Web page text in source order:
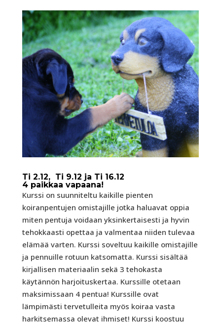
Ti 2.12, Ti 9.12 ja Ti 16.12
4 paikkaa vapaana!
Kurssi on suunniteltu kaikille pienten
koiranpentujen omistajille jotka haluavat oppia
miten pentuja voidaan yksinkertaisesti ja hyvin
tehokkaasti opettaa ja valmentaa niiden tulevaa
elämää varten. Kurssi soveltuu kaikille omistajille
ja pennuille rotuun katsomatta. Kurssi sisältää
kirjallisen materiaalin sekä 3 tehokasta
käytännön harjoituskertaa. Kurssille otetaan
maksimissaan 4 pentua! Kurssille ovat
lämpimästi tervetulleita myös koiraa vasta
harkitsemassa olevat ihmiset! Kurssi koostuu